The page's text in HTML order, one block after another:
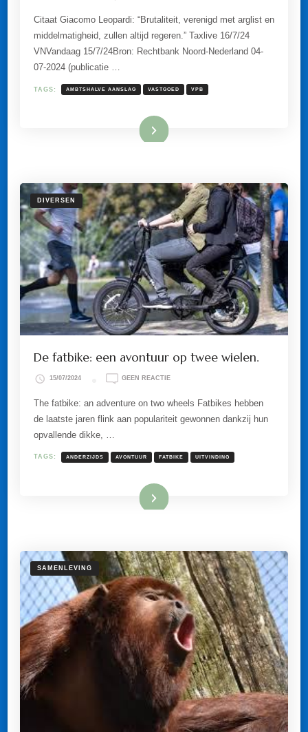
AANSLAGEN
VPB
TERECHT
NU
INDIENEN
Citaat Giacomo Leopardi: “Brutaliteit, verenigd met arglist en
middelmatigheid, zullen altijd regeren.” Taxlive 16/7/24
VNVandaag 15/7/24Bron: Rechtbank Noord-Nederland 04-
07-2024 (publicatie …
TAGS: AMBTSHALVE AANSLAG VASTGOED VPB
Lees meer
DIVERSEN
De fatbike: een avontuur op twee wielen.
15/07/2024 GEEN REACTIEOP
FATBIKE:
EEN
AVONTUUR
The fatbike: an adventure on two wheels Fatbikes hebben
de laatste jaren flink aan populariteit gewonnen dankzij hun
opvallende dikke, …
TAGS: ANDERZIJDS AVONTUUR FATBIKE UITVINDING
Lees meer
SAMENLEVING